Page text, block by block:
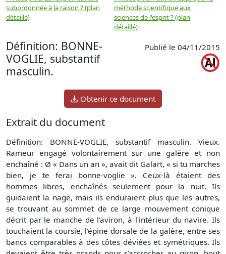
subordonnée à la raison ? (plan
détaillé)
méthode scientifique aux
sciences de l'esprit ? (plan
détaillé)
Définition: BONNE-
VOGLIE, substantif
masculin.
Publié le 04/11/2015
Obtenir ce document
Extrait du document
Définition: BONNE-VOGLIE, substantif masculin. Vieux.
Rameur engagé volontairement sur une galère et non
enchaîné : Ø « Dans un an », avait dit Galart, « si tu marches
bien, je te ferai bonne-voglie ». Ceux-là étaient des
hommes libres, enchaînés seulement pour la nuit. Ils
guidaient la nage, mais ils enduraient plus que les autres,
se trouvant au sommet de ce large mouvement conique
décrit par le manche de l'aviron, à l'intérieur du navire. Ils
touchaient la coursie, l'épine dorsale de la galère, entre ses
bancs comparables à des côtes déviées et symétriques. Ils